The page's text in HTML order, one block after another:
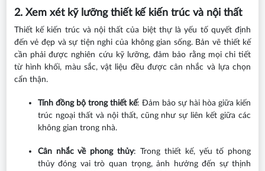
2. Xem xét kỹ lưỡng thiết kế kiến trúc và nội thất
Thiết kế kiến trúc và nội thất của biệt thự là yếu tố quyết định
đến vẻ đẹp và sự tiện nghi của không gian sống. Bản vẽ thiết kế
cần phải được nghiên cứu kỹ lưỡng, đảm bảo rằng mọi chi tiết
từ hình khối, màu sắc, vật liệu đều được cân nhắc và lựa chọn
cẩn thận.
Tính đồng bộ trong thiết kế: Đảm bảo sự hài hòa giữa kiến
trúc ngoại thất và nội thất, cũng như sự liên kết giữa các
không gian trong nhà.
Cân nhắc về phong thủy: Trong thiết kế, yếu tố phong
thủy đóng vai trò quan trọng, ảnh hưởng đến sự thịnh